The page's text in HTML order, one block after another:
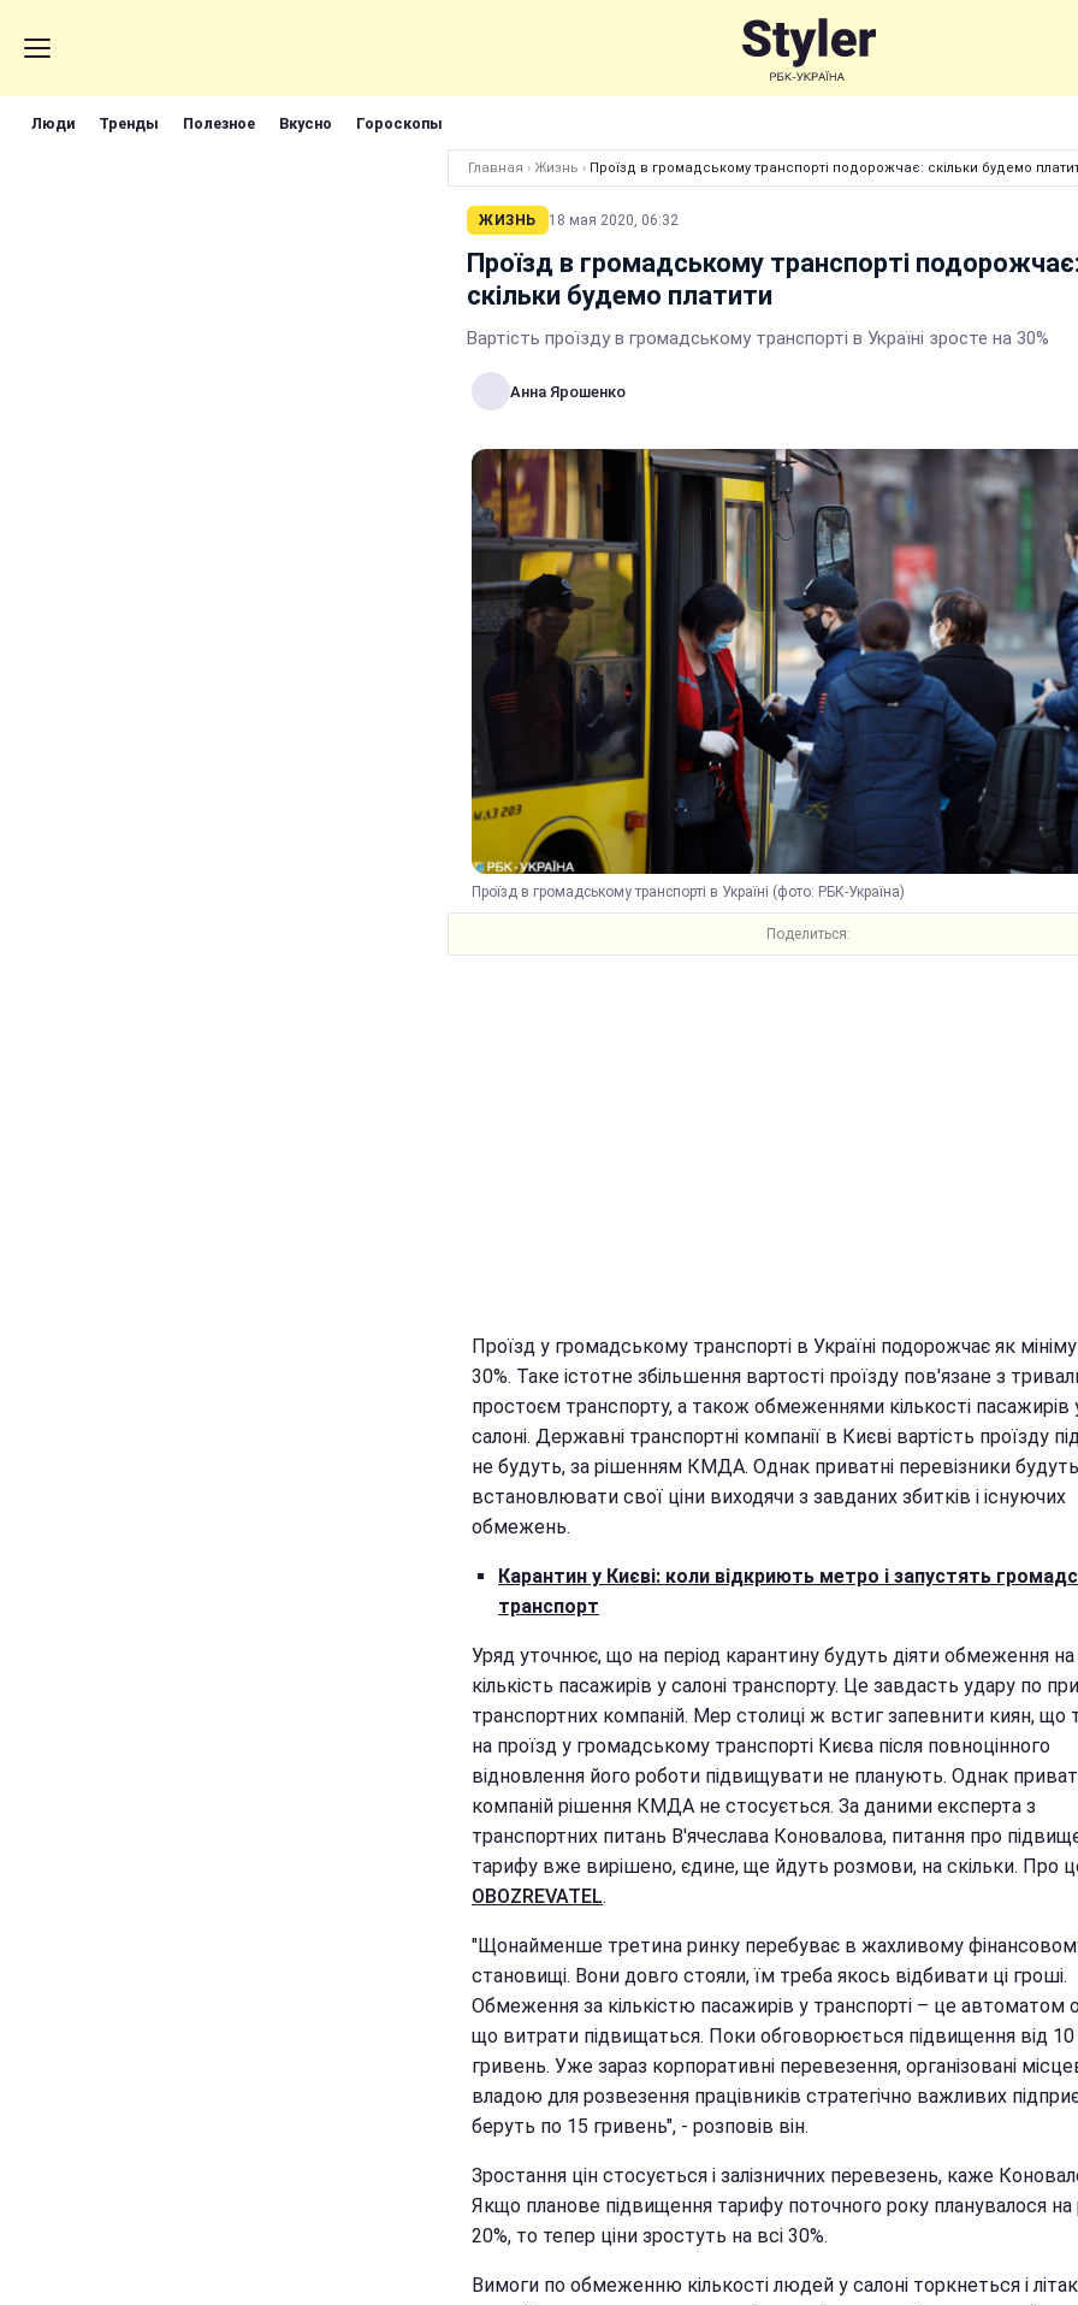
Люди Тренды Полезное Вкусно Гороскопы
Главная › Жизнь › Проїзд в громадському транспорті подорожчає: скільки будемо
ЖИЗНЬ 18 мая 2020, 06:32
Проїзд в громадському транспорті подорожчає:
скільки будемо платити
Вартість проїзду в громадському транспорті в Україні зросте на 30%
Анна Ярошенко
Проїзд в громадському транспорті в Україні (фото: РБК-Україна)
Поделиться:
Проїзд у громадському транспорті в Україні подорожчає як
30%. Таке істотне збільшення вартості проїзду пов'язане з
простоєм транспорту, а також обмеженнями кількості пасажирів
салоні. Державні транспортні компанії в Києві вартість проїзду
не будуть, за рішенням КМДА. Однак приватні перевізники будуть
встановлювати свої ціни виходячи з завданих збитків і існуючих
обмежень.
Карантин у Києві: коли відкриють метро і запустять
транспорт
Уряд уточнює, що на період карантину будуть діяти обмеження на
кількість пасажирів у салоні транспорту. Це завдасть удару по
транспортних компаній. Мер столиці ж встиг запевнити киян, що
на проїзд у громадському транспорті Києва після повноцінного
відновлення його роботи підвищувати не планують. Однак
компаній рішення КМДА не стосується. За даними експерта з
транспортних питань В'ячеслава Коновалова, питання про
тарифу вже вирішено, єдине, ще йдуть розмови, на скільки. Про
OBOZREVATEL.
"Щонайменше третина ринку перебуває в жахливому
становищі. Вони довго стояли, їм треба якось відбивати ці гроші.
Обмеження за кількістю пасажирів у транспорті – це автоматом
що витрати підвищаться. Поки обговорюється підвищення від
гривень. Уже зараз корпоративні перевезення, організовані
владою для розвезення працівників стратегічно важливих
беруть по 15 гривень", - розповів він.
Зростання цін стосується і залізничних перевезень, каже
Якщо планове підвищення тарифу поточного року планувалося на
20%, то тепер ціни зростуть на всі 30%.
Вимоги по обмеженню кількості людей у салоні торкнеться і